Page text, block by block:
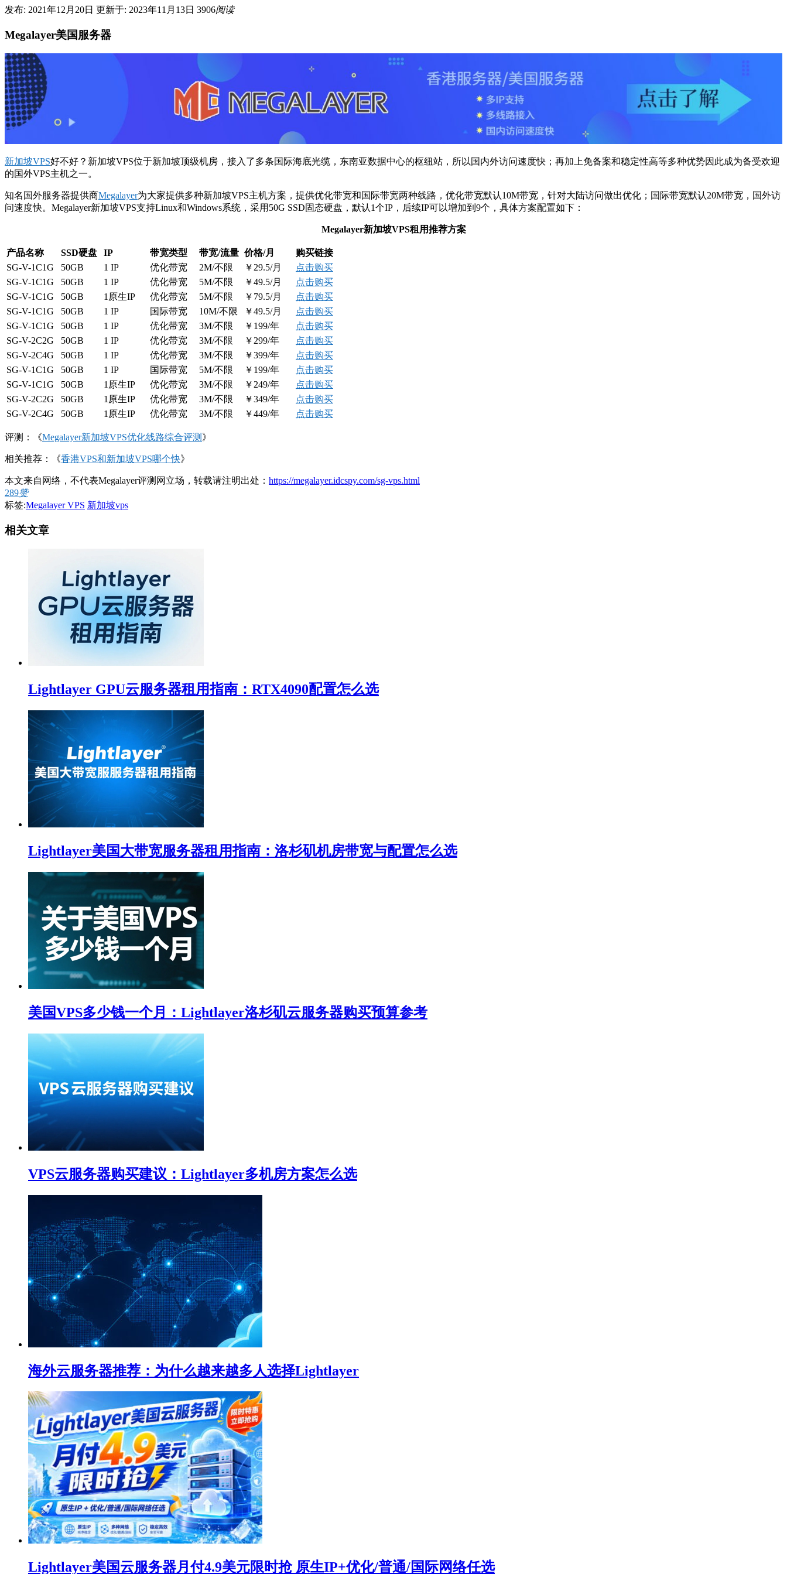
发布: 2021年12月20日 更新于: 2023年11月13日 3906阅读
Megalayer美国服务器
新加坡VPS好不好？新加坡VPS位于新加坡顶级机房，接入了多条国际海底光缆，东南亚数据中心的枢纽站，所以国内外访问速度快；再加上免备案和稳定性高等多种优势因此成为备受欢迎
的国外VPS主机之一。
知名国外服务器提供商Megalayer为大家提供多种新加坡VPS主机方案，提供优化带宽和国际带宽两种线路，优化带宽默认10M带宽，针对大陆访问做出优化；国际带宽默认20M带宽，国外访
问速度快。Megalayer新加坡VPS支持Linux和Windows系统，采用50G SSD固态硬盘，默认1个IP，后续IP可以增加到9个，具体方案配置如下：
Megalayer新加坡VPS租用推荐方案
产品名称 SSD硬盘 IP 带宽类型 带宽/流量 价格/月
购买链接
SG-V-1C1G
50GB 1 IP 优化带宽 2M/不限 ￥29.5/月
点击购买
SG-V-1C1G
50GB 1 IP 优化带宽 5M/不限 ￥49.5/月
点击购买
SG-V-1C1G
50GB 1原生IP 优化带宽 5M/不限 ￥79.5/月
点击购买
SG-V-1C1G
50GB 1 IP 国际带宽 10M/不限 ￥49.5/月
点击购买
SG-V-1C1G
50GB 1 IP 优化带宽 3M/不限 ￥199/年
点击购买
SG-V-2C2G
50GB 1 IP 优化带宽 3M/不限 ￥299/年
点击购买
SG-V-2C4G
50GB 1 IP 优化带宽 3M/不限 ￥399/年
点击购买
SG-V-1C1G
50GB 1 IP 国际带宽 5M/不限 ￥199/年
点击购买
SG-V-1C1G
50GB 1原生IP 优化带宽 3M/不限 ￥249/年
点击购买
SG-V-2C2G
50GB 1原生IP 优化带宽 3M/不限 ￥349/年
点击购买
SG-V-2C4G
50GB 1原生IP 优化带宽 3M/不限 ￥449/年 点击购买
评测：《Megalayer新加坡VPS优化线路综合评测 》
相关推荐：《香港VPS和新加坡VPS哪个快》
本文来自网络，不代表Megalayer评测网立场，转载请注明出处： https://megalayer.idcspy.com/sg-vps.html
289赞
标签:Megalayer VPS 新加坡vps
相关文章
Lightlayer GPU云服务器租用指南：RTX4090配置怎么选
Lightlayer美国大带宽服务器租用指南：洛杉矶机房带宽与配置怎么选
美国VPS多少钱一个月：Lightlayer洛杉矶云服务器购买预算参考
VPS云服务器购买建议：Lightlayer多机房方案怎么选
海外云服务器推荐：为什么越来越多人选择Lightlayer
Lightlayer美国云服务器月付4.9美元限时抢 原生IP+优化/普通/国际网络任选